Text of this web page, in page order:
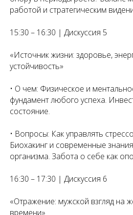
работой и стратегическим
15:30 – 16:30 | Дискуссия 5
«Источник жизни: здоровье,
устойчивость»
• О чем: Физическое и
фундамент любого успеха.
состояние.
• Вопросы: Как управлять
Биохакинг и современные
организма. Забота о себе как
16:30 – 17:30 | Дискуссия 6
«Отражение: мужской взгляд на
времени»